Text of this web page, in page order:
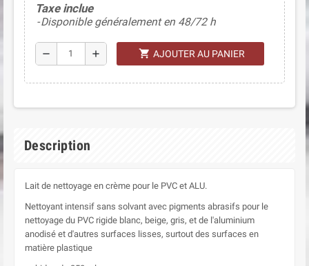
Taxe inclue
Disponible généralement en 48/72 h
remove add shopping_cart AJOUTER AU PANIER
Description
Lait de nettoyage en crème pour le PVC et ALU.
Nettoyant intensif sans solvant avec pigments abrasifs pour le
nettoyage du PVC rigide blanc, beige, gris, et de l'aluminium
anodisé et d'autres surfaces lisses, surtout des surfaces en
matière plastique